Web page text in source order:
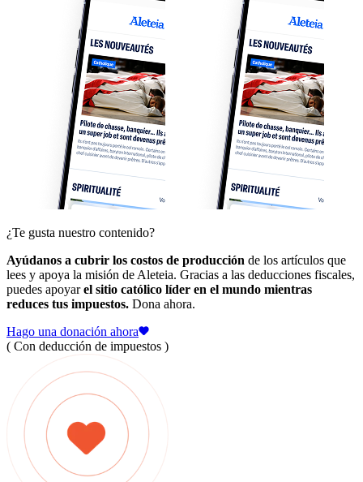
¿Te gusta nuestro contenido?
Ayúdanos a cubrir los costos de producción de los artículos que
lees y apoya la misión de Aleteia. Gracias a las deducciones fiscales,
puedes apoyarel sitio católico líder en el mundo mientras
reduces tus impuestos. Dona ahora.
Hago una donación ahora
( Con deducción de impuestos )